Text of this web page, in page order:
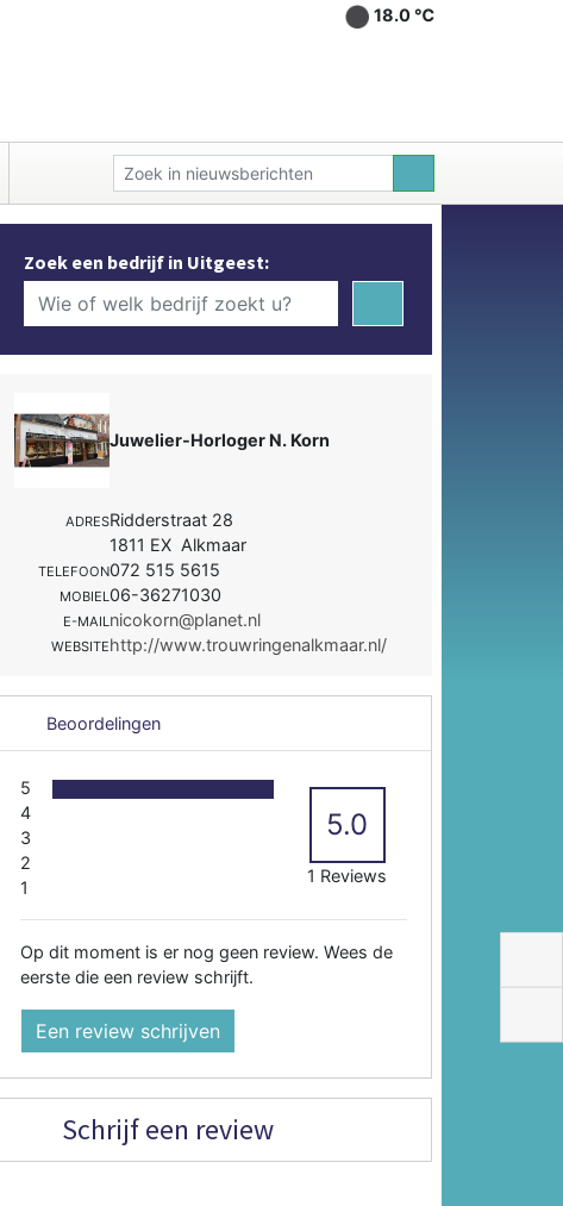
18.0 ℃
Zoek een bedrijf in Uitgeest:
Juwelier-Horloger N. Korn
ADRESRidderstraat 28
1811 EX Alkmaar
TELEFOON072 515 5615
MOBIEL06-36271030
E-MAILnicokorn@planet.nl
WEBSITEhttp://www.trouwringenalkmaar.nl/
Beoordelingen
5
4
3
2
1
5.0
1 Reviews
Op dit moment is er nog geen review. Wees de
eerste die een review schrijft.
Een review schrijven
Schrijf een review